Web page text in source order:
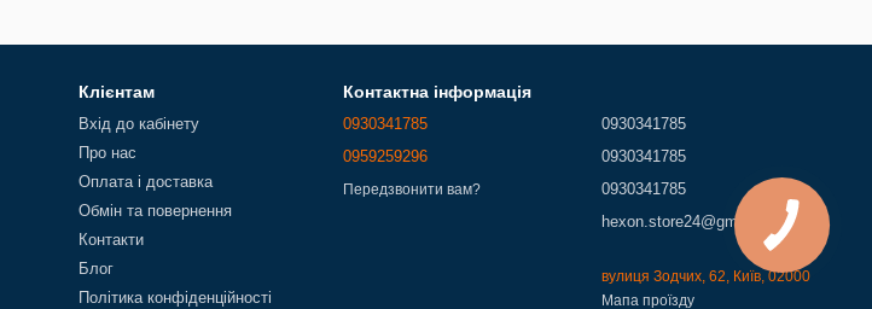
Клієнтам
Вхід до кабінету
Про нас
Оплата і доставка
Обмін та повернення
Контакти
Блог
Політика конфіденційності
Контактна інформація
0930341785
0959259296
Передзвонити вам?
0930341785
0930341785
0930341785
hexon.store24@gmail.com
вулиця Зодчих, 62, Київ, 02000
Мапа проїзду